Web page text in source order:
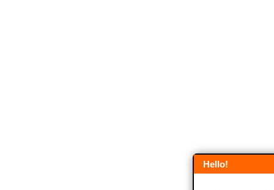
Hello!